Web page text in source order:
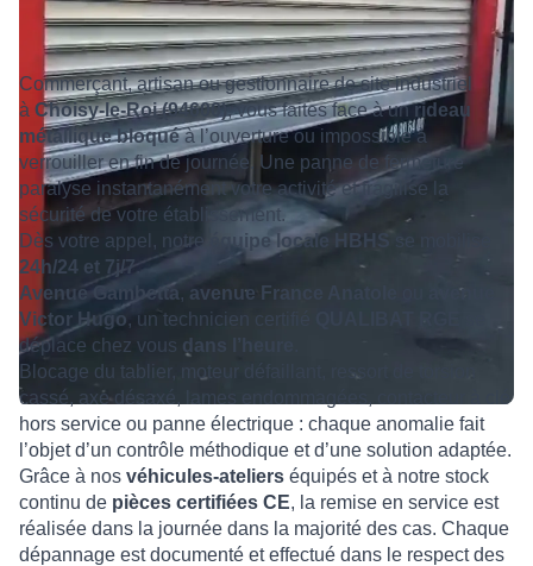
Commerçant, artisan ou gestionnaire de site industriel
à Choisy-le-Roi (94600), vous faites face à unrideau
métallique bloquéà l’ouverture ou impossible à
verrouiller en fin de journée. Une panne de fermeture
paralyse instantanément votre activité et fragilise la
sécurité de votre établissement.
Dès votre appel, notre
équipe locale HBHS
24h/24 et 7j/7.
Avenue Gambetta , avenue France Anatole
avenue
Victor Hugo, un technicien certifié
déplace chez vous dans l’heure
Blocage du tablier, moteur défaillant, ressort de torsion
cassé, axe désaxé, lames endommagées, contacteur à clé
hors service ou panne électrique : chaque anomalie fait
l’objet d’un contrôle méthodique et d’une solution adaptée.
Grâce à nos véhicules-ateliers équipés et à notre stock
continu de pièces certifiées CE, la remise en service est
réalisée dans la journée dans la majorité des cas. Chaque
dépannage est documenté et effectué dans le respect des